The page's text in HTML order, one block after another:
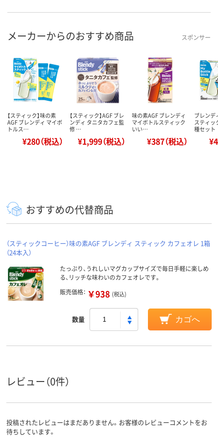
メーカーからのおすすめ商品 スポンサー
【スティック】味の素
AGF ブレンディ マイボ
トルス…
¥280（税込）
【スティック】AGF ブレ
ンディ タニタカフェ監
修 …
¥1,999（税込）
味の素AGF ブレンディ
マイボトルスティック
いい…
¥387（税込）
ブレンデ
スティッ
種セット
おすすめの代替商品
（スティックコーヒー）味の素AGF ブレンディ スティック カフェオレ 1箱
（24本入）
たっぷり、うれしいマグカップサイズで毎日手軽に楽しめ
る、リッチな味わいのカフェオレです。
販売価格： ￥938 (税込)
数量 カゴへ
レビュー（0件）
投稿されたレビューはまだありません。お客様のレビューコメントをお
待ちしています。